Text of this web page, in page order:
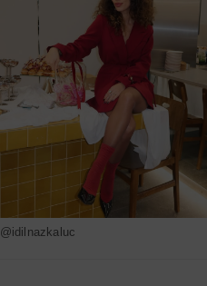
@idilnazkaluc